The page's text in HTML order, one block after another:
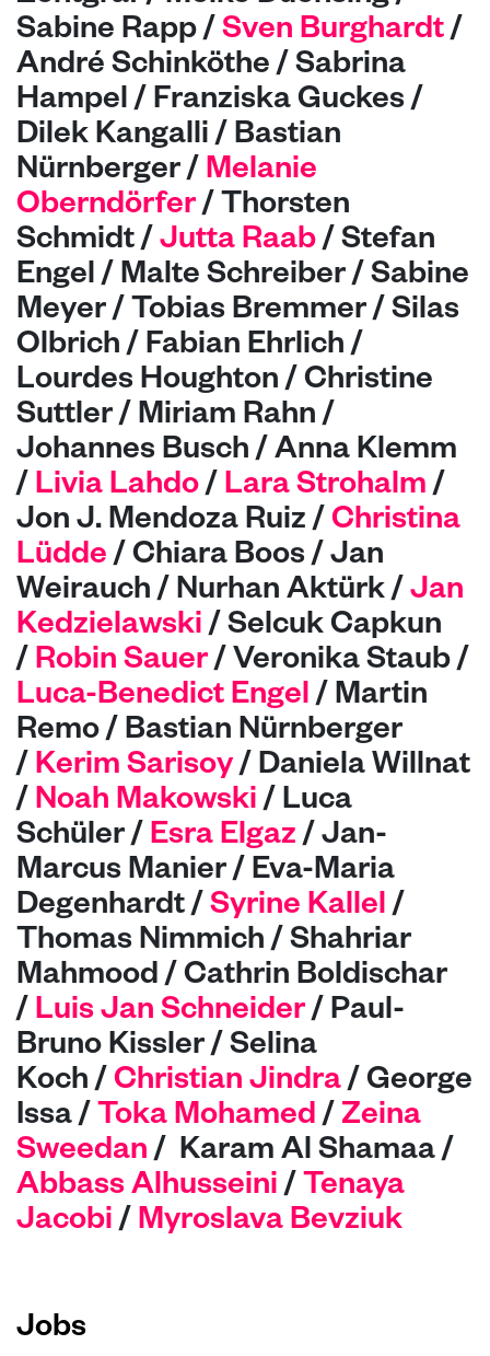
Sabine Rapp / Sven Burghardt/
André Schinköthe / Sabrina
Hampel / Franziska Guckes /
Dilek Kangalli / Bastian
Nürnberger / Melanie
Oberndörfer/ Thorsten
Schmidt / Jutta Raab/ Stefan
Engel / Malte Schreiber / Sabine
Meyer / Tobias Bremmer / Silas
Olbrich / Fabian Ehrlich /
Lourdes Houghton / Christine
Suttler / Miriam Rahn /
Johannes Busch / Anna Klemm
/ Livia Lahdo/ Lara Strohalm/
Jon J. Mendoza Ruiz / Christina
Lüdde/ Chiara Boos / Jan
Weirauch / Nurhan Aktürk / Jan
Kedzielawski/ Selcuk Capkun
/ Robin Sauer/ Veronika Staub/
Luca-Benedict Engel/ Martin
Remo / Bastian Nürnberger
/ Kerim Sarisoy/ Daniela Willnat
/ Noah Makowski/ Luca
Schüler / Esra Elgaz/ Jan-
Marcus Manier / Eva-Maria
Degenhardt / Syrine Kallel/
Thomas Nimmich / Shahriar
Mahmood / Cathrin Boldischar
/ Luis Jan Schneider/ Paul-
Bruno Kissler / Selina
Koch / Christian Jindra/ George
Issa / Toka Mohamed/ Zeina
Sweedan/ Karam Al Shamaa /
Abbass Alhusseini/ Tenaya
Jacobi/ Myroslava Bevziuk
Jobs